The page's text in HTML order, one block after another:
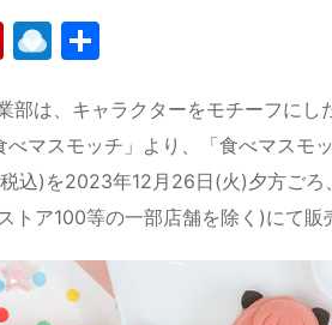
Fl
b
o
ar
d
R
n
dr
o
p.
io
部は、キャラクターをモチーフに
べマスモッチ」より、「食べマス
込)を2023年12月26日(火)夕方ご
トア100等の一部店舗を除く)にて